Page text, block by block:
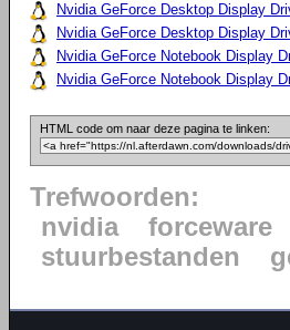
Nvidia GeForce Desktop Display
Nvidia GeForce Desktop Display
Nvidia GeForce Notebook Display
Nvidia GeForce Notebook Display
HTML code om naar deze pagina te linken:
Trefwoorden:
nvidia
forceware
stuurbestanden